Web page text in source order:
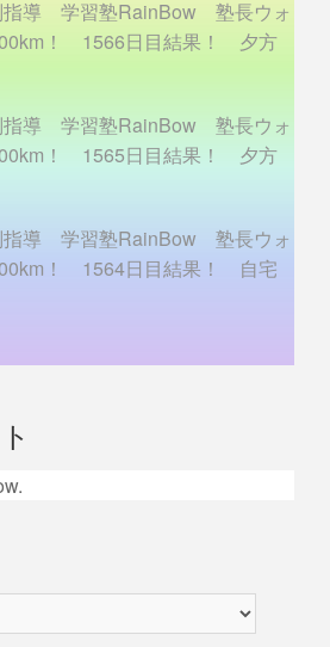
導 学習塾RainBow 塾長ウォ
！ 1566日目結果！ 夕方
導 学習塾RainBow 塾長ウォ
！ 1565日目結果！ 夕方
導 学習塾RainBow 塾長ウォ
！ 1564日目結果！ 自宅